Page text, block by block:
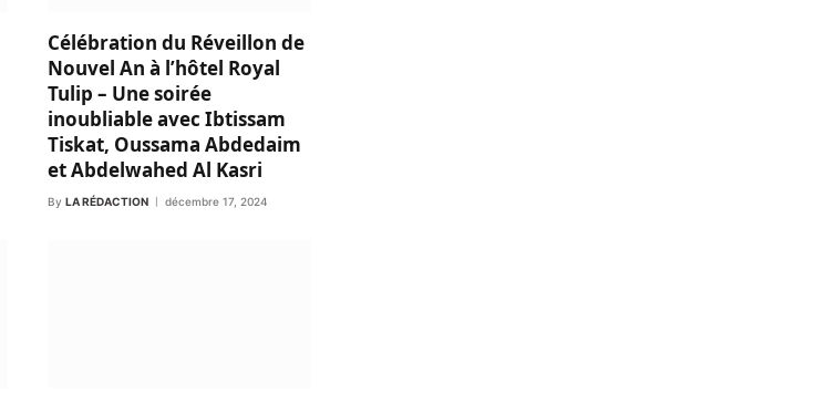
Célébration du Réveillon de
Nouvel An à l’hôtel Royal
Tulip – Une soirée
inoubliable avec Ibtissam
Tiskat, Oussama Abdedaim
et Abdelwahed Al Kasri
By LA RÉDACTION décembre 17, 2024